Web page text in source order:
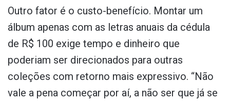
Outro fator é o custo-benefício. Montar um
álbum apenas com as letras anuais da cédula
de R$ 100 exige tempo e dinheiro que
poderiam ser direcionados para outras
coleções com retorno mais expressivo. “Não
vale a pena começar por aí, a não ser que já se